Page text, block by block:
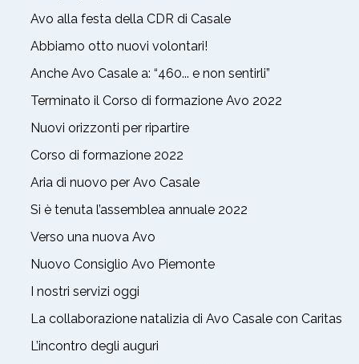
Avo alla festa della CDR di Casale
Abbiamo otto nuovi volontari!
Anche Avo Casale a: “460... e non sentirli”
Terminato il Corso di formazione Avo 2022
Nuovi orizzonti per ripartire
Corso di formazione 2022
Aria di nuovo per Avo Casale
Si è tenuta l’assemblea annuale 2022
Verso una nuova Avo
Nuovo Consiglio Avo Piemonte
I nostri servizi oggi
La collaborazione natalizia di Avo Casale con Caritas
L’incontro degli auguri